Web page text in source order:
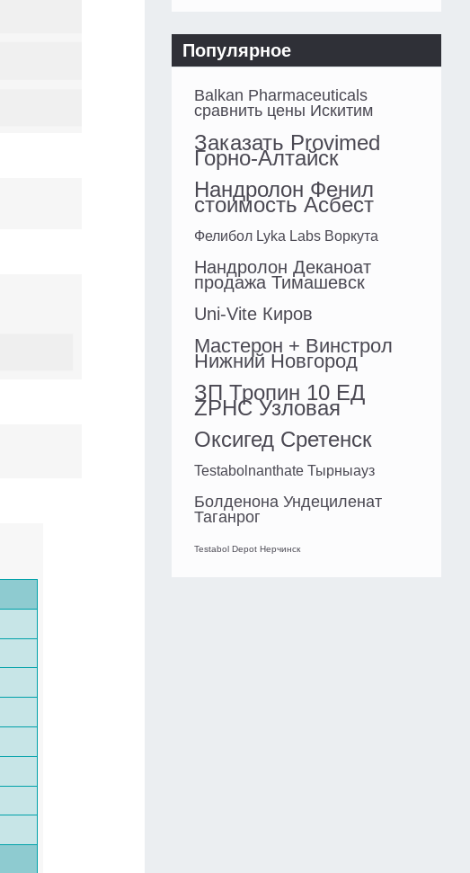
Популярное
Balkan Pharmaceuticals
сравнить цены Искитим
Заказать Provimed
Горно-Алтайск
Нандролон Фенил
стоимость Асбест
Фелибол Lyka Labs Воркута
Нандролон Деканоат
продажа Тимашевск
Uni-Vite Киров
Мастерон + Винстрол
Нижний Новгород
ЗП Тропин 10 ЕД
ZPHC Узловая
Оксигед Сретенск
Testabolnanthate Тырныауз
Болденона Ундециленат
Таганрог
Testabol Depot Нерчинск